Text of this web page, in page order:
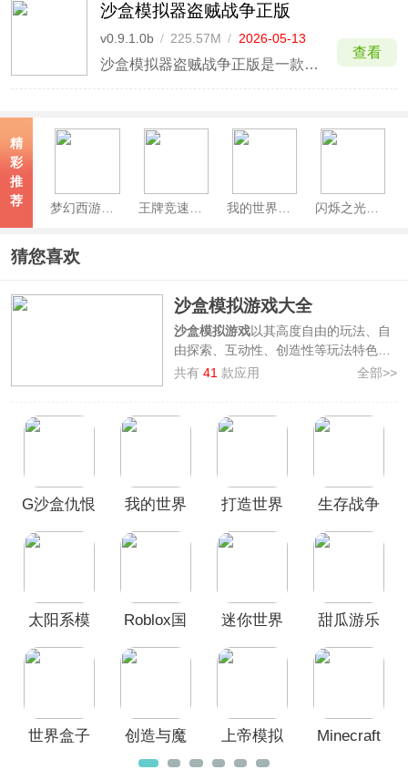
沙盒模拟器盗贼战争正版
v0.9.1.0b / 225.57M / 2026-05-13
沙盒模拟器盗贼战争正版是一款具有3D卡通像素的开放世界沙盒模拟趣味手游，其英文名叫Dude Theft Wars，游戏内自由度极高，玩家可以自由的收集武器、资源，还可以在各种场景地图上进行开车，并且游戏的地图和场景的设计别出心裁，海量的地图可供玩家选择发挥，给你足够的空间。
查看
精
彩
推
荐
梦幻西游手游最新版
猜您喜欢
沙盒模拟游戏大全
沙盒模拟游戏以其高度自由的玩法、自
由探索、互动性、创造性等玩法特色广
受游戏爱好者的欢迎，为了让广大用户
世界基岩版、甜瓜游乐场、世界盒子
等
行空、个性化的游戏世界，欢迎广大用
户前来本站挑选免费下载畅玩！
共有41 款应用 全部>>
G沙盒仇恨
我的世界
打造世界
(Craft The
生存战争
太阳系模
最新版
Roblox国
迷你世界
甜瓜游乐
世界盒子
创造与魔
法官服
上帝模拟
器手游
Minecraft